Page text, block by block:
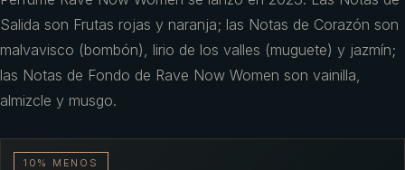
Salida son Frutas rojas y naranja; las Notas de Corazón son
malvavisco (bombón), lirio de los valles (muguete) y jazmín;
las Notas de Fondo de Rave Now Women son vainilla,
almizcle y musgo.
10% MENOS